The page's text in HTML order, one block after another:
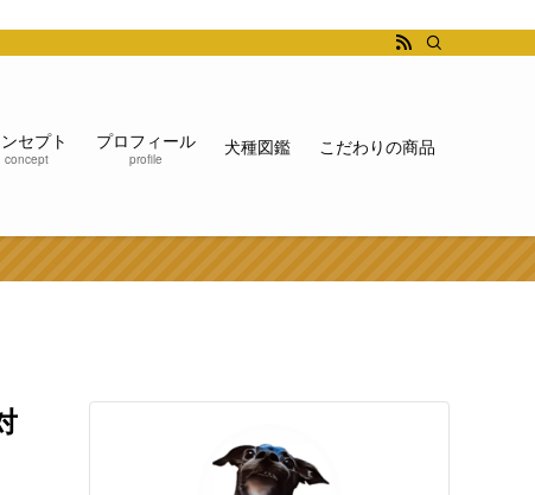
セプト
concept
プロフィール
profile
犬種図鑑 こだわりの商品